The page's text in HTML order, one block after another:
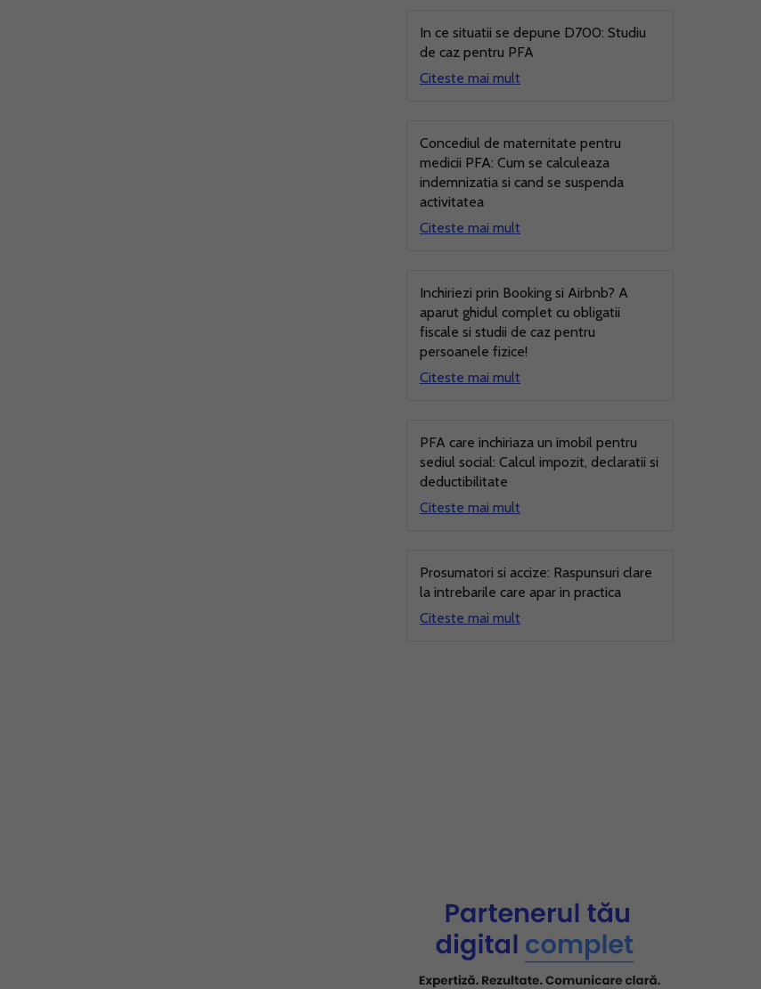
In ce situatii se depune D700: Studiu
de caz pentru PFA
Citeste mai mult
Concediul de maternitate pentru
medicii PFA: Cum se calculeaza
indemnizatia si cand se suspenda
activitatea
Citeste mai mult
Inchiriezi prin Booking si Airbnb? A
aparut ghidul complet cu obligatii
fiscale si studii de caz pentru
persoanele fizice!
Citeste mai mult
PFA care inchiriaza un imobil pentru
sediul social: Calcul impozit, declaratii si
deductibilitate
Citeste mai mult
Prosumatori si accize: Raspunsuri clare
la intrebarile care apar in practica
Citeste mai mult